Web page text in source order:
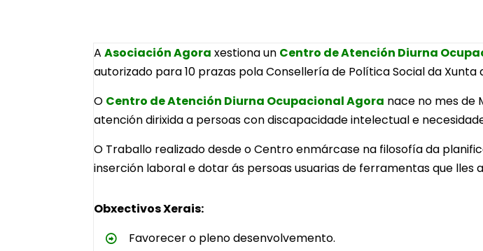
A Asociación Agora xestiona un Centro de Atención Diurna
autorizado para 10 prazas pola Consellería de Política Social da Xunta
O Centro de Atención Diurna Ocupacional Agora nace no mes de
atención dirixida a persoas con discapacidade intelectual e
O Traballo realizado desde o Centro enmárcase na filosofía da
inserción laboral e dotar ás persoas usuarias de ferramentas que lles
Obxectivos Xerais:
Favorecer o pleno desenvolvemento.